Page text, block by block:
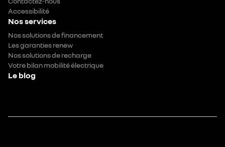
Accessibilité
Nos services
Nos solutions de financement
Les garanties renew
Nos solutions de recharge
Votre bilan mobilité électrique
Le blog